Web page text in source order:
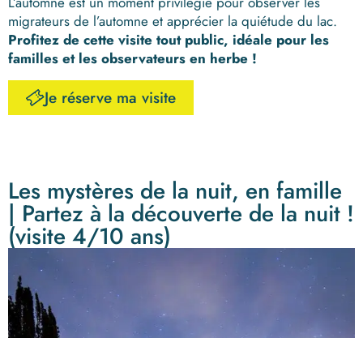
migrateurs de l’automne et apprécier la quiétude du lac.
Profitez de cette visite tout public, idéale pour les
familles et les observateurs en herbe !
Je réserve ma visite
Les mystères de la nuit, en famille
| Partez à la découverte de la nuit !
(visite 4/10 ans)